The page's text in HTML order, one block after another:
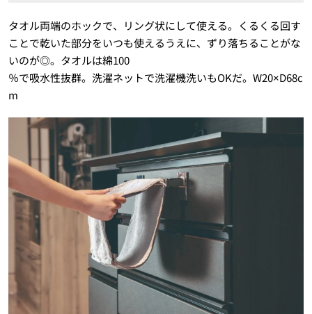
タオル両端のホックで、リング状にして使える。くるくる回す
ことで乾いた部分をいつも使えるうえに、ずり落ちることがな
いのが◎。タオルは綿100
％で吸水性抜群。洗濯ネットで洗濯機洗いもOKだ。W20×D68c
m